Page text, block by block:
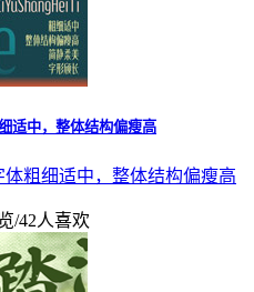
适中，整体结构偏瘦高
粗细适中，整体结构偏瘦高
/42人喜欢